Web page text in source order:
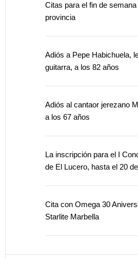
Citas para el fin de
provincia
Adiós a Pepe Habichuela,
guitarra, a los 82 años
Adiós al cantaor jerezano
a los 67 años
La inscripción para el I
de El Lucero, hasta el 20
Cita con Omega 30
Starlite Marbella